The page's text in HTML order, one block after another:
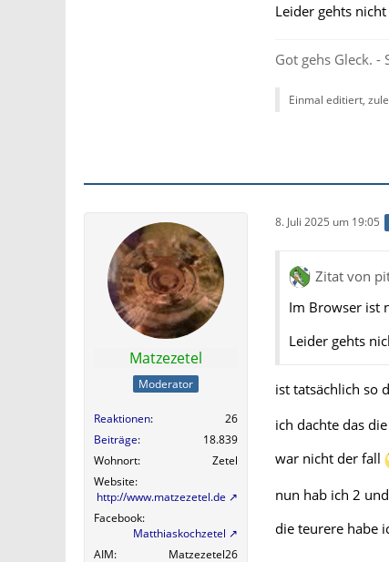
Leider gehts
Got gehs Gleck. -
Einmal editiert,
Matzezetel
Moderator
Reaktionen
26
Beiträge
18.839
Wohnort
Zetel
Website
http://www.matzezetel.de
Facebook
Matthiaskochzetel
AIM
Matzezetel26
8. Juli 2025 um 19:05
Zitat von
Im Browser ist
Leider gehts
ist tatsächlich so
ich dachte das
war nicht der fall
nun hab ich 2
die teurere habe